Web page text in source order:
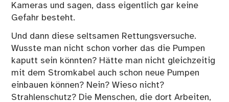
Kameras und sagen, dass eigentlich gar keine
Gefahr besteht.
Und dann diese seltsamen Rettungsversuche.
Wusste man nicht schon vorher das die Pumpen
kaputt sein könnten? Hätte man nicht gleichzeitig
mit dem Stromkabel auch schon neue Pumpen
einbauen können? Nein? Wieso nicht?
Strahlenschutz? Die Menschen, die dort Arbeiten,